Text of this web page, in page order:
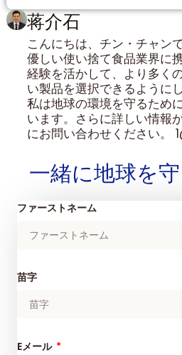
蒋介石
こんにちは、チン・チャン
優しい使い捨て食品業界に
経験を活かして、より多く
い製品を選択できるように
私は地球の環境を守るため
います。さらに詳しい情報
にお問い合わせください
一緒に地球を
ファーストネーム
苗字
Eメール